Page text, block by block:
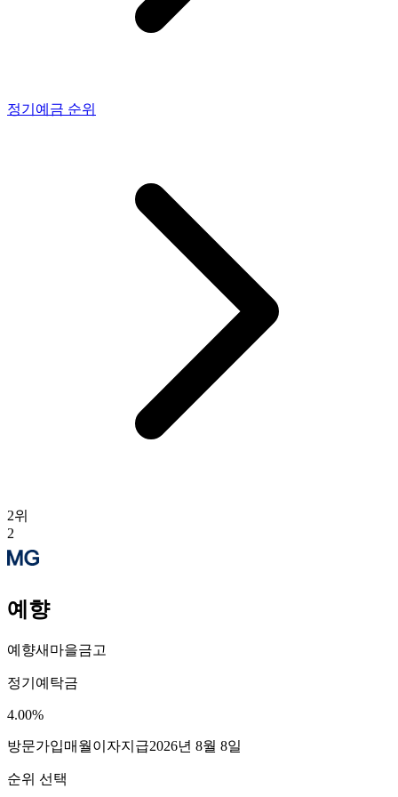
정기예금 순위
2위
2
예향
예향새마을금고
정기예탁금
4.00%
방문가입매월이자지급2026년 8월 8일
순위 선택